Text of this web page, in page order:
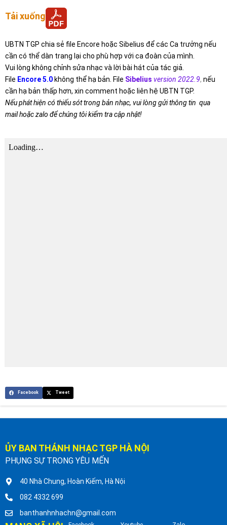
Tải xuống
UBTN TGP chia sẻ file Encore hoặc Sibelius để các Ca trưởng nếu
cần có thể dàn trang lại cho phù hợp với ca đoàn của mình.
Vui lòng không chỉnh sửa nhạc và lời bài hát của tác giả.
File Encore 5.0 không thể hạ bản. File Sibelius version 2022.9, nếu
cần hạ bản thấp hơn, xin comment hoặc liên hệ UBTN TGP.
Nếu phát hiện có thiếu sót trong bản nhạc, vui lòng gửi thông tin qua
mail hoặc zalo để chúng tôi kiểm tra cập nhật!
Facebook Tweet
ỦY BAN THÁNH NHẠC TGP HÀ NỘI
PHỤNG SỰ TRONG YÊU MẾN
40 Nhà Chung, Hoàn Kiếm, Hà Nội
082 4332 699
banthanhnhachn@gmail.com